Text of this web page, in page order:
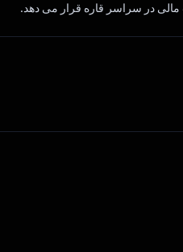
مالی در سراسر قاره قرار می دهد.